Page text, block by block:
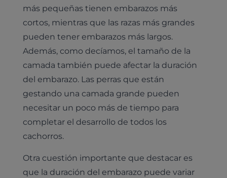
más pequeñas tienen embarazos más
cortos, mientras que las razas más grandes
pueden tener embarazos más largos.
Además, como decíamos, el tamaño de la
camada también puede afectar la duración
del embarazo. Las perras que están
gestando una camada grande pueden
necesitar un poco más de tiempo para
completar el desarrollo de todos los
cachorros.
Otra cuestión importante que destacar es
que la duración del embarazo puede variar